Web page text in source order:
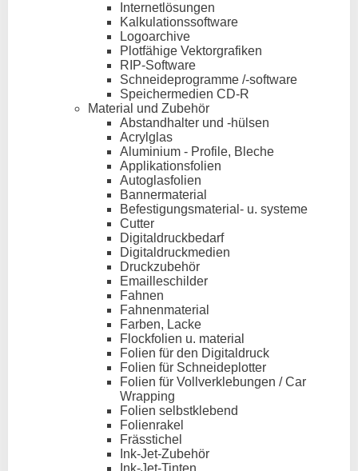
Internetlösungen
Kalkulationssoftware
Logoarchive
Plotfähige Vektorgrafiken
RIP-Software
Schneideprogramme /-software
Speichermedien CD-R
Material und Zubehör
Abstandhalter und -hülsen
Acrylglas
Aluminium - Profile, Bleche
Applikationsfolien
Autoglasfolien
Bannermaterial
Befestigungsmaterial- u. systeme
Cutter
Digitaldruckbedarf
Digitaldruckmedien
Druckzubehör
Emailleschilder
Fahnen
Fahnenmaterial
Farben, Lacke
Flockfolien u. material
Folien für den Digitaldruck
Folien für Schneideplotter
Folien für Vollverklebungen / Car
Wrapping
Folien selbstklebend
Folienrakel
Frässtichel
Ink-Jet-Zubehör
Ink-Jet-Tinten